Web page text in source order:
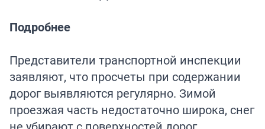
Подробнее
Представители транспортной инспекции
заявляют, что просчеты при содержании
дорог выявляются регулярно. Зимой
проезжая часть недостаточно широка, снег